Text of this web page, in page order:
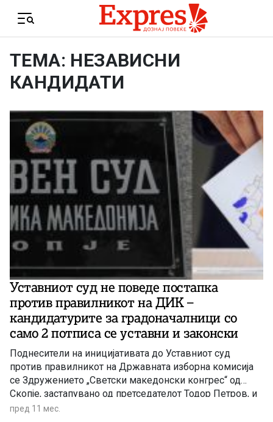
Menu
ТЕМА: НЕЗАВИСНИ
КАНДИДАТИ
Уставниот суд не поведе постапка
против правилникот на ДИК –
кандидатурите за градоначалници со
само 2 потписа се уставни и законски
Поднесители на иницијативата до Уставниот суд
против правилникот на Државната изборна комисија
се Здружението „Светски македонски конгрес“ од
Скопје, застапувано од претседателот Тодор Петров, и
Стевче Стојанов.
пред 11 мес.